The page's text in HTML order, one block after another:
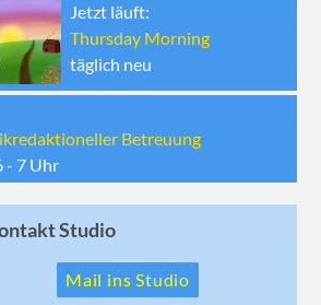
Jetzt läuft:
Thursday Morning
täglich neu
Betreuung
- 7 Uhr
Studio
Mail ins Studio